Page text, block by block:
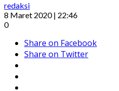
redaksi
8 Maret 2020 | 22:46
0
Share on Facebook
Share on Twitter